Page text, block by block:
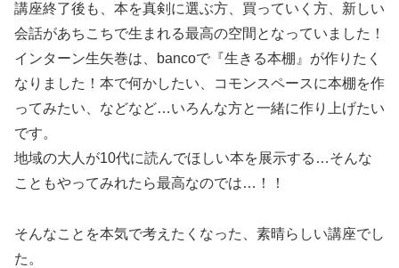
講座終了後も、本を真剣に選ぶ方、買っていく方、新しい
会話があちこちで生まれる最高の空間となっていました！
インターン生矢巻は、bancoで『生きる本棚』が作りたく
なりました！本で何かしたい、コモンスペースに本棚を作
ってみたい、などなど…いろんな方と一緒に作り上げたい
です。
地域の大人が10代に読んでほしい本を展示する…そんな
こともやってみれたら最高なのでは…！！
そんなことを本気で考えたくなった、素晴らしい講座でし
た。